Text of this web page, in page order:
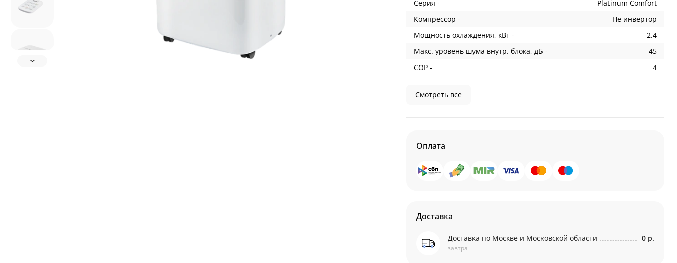
Серия -
Platinum Comfort
Компрессор -
Не инвертор
Мощность охлаждения, кВт -
2.4
Макс. уровень шума внутр. блока, дБ -
45
COP -
4
Смотреть все
Оплата
Доставка
Доставка по Москве и Московской области
завтра
0 р.